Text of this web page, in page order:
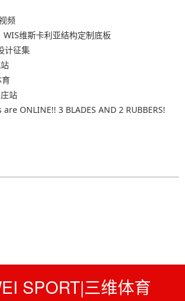
频
WIS维斯卡利亚结构定制底板
计征集
站
ONLINE!! 3 BLADES AND 2 RUBBERS!
SPORT|三维体育